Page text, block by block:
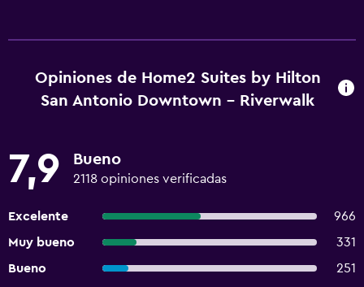
Opiniones de Home2 Suites by Hilton
San Antonio Downtown - Riverwalk
7,9 Bueno
2118 opiniones verificadas
Excelente
966
Muy bueno
331
Bueno
251